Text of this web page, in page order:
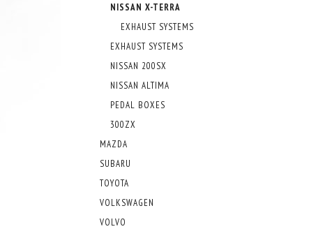
NISSAN X-TERRA
EXHAUST SYSTEMS
EXHAUST SYSTEMS
NISSAN 200SX
NISSAN ALTIMA
PEDAL BOXES
300ZX
MAZDA
SUBARU
TOYOTA
VOLKSWAGEN
VOLVO